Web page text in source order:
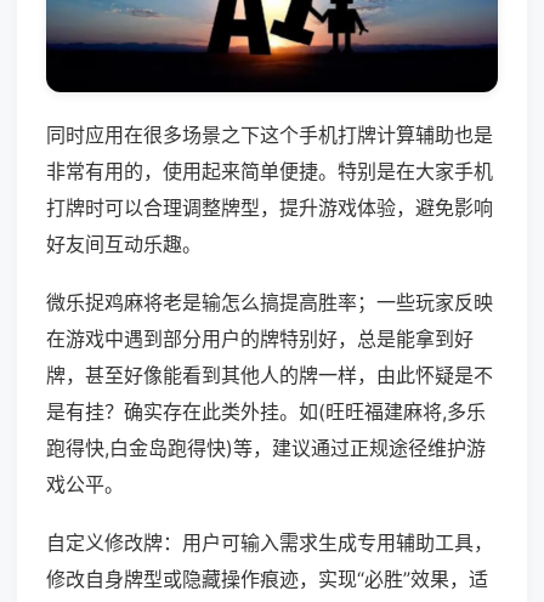
同时应用在很多场景之下这个手机打牌计算辅助也是
非常有用的，使用起来简单便捷。特别是在大家手机
打牌时可以合理调整牌型，提升游戏体验，避免影响
好友间互动乐趣。
微乐捉鸡麻将老是输怎么搞提高胜率；一些玩家反映
在游戏中遇到部分用户的牌特别好，总是能拿到好
牌，甚至好像能看到其他人的牌一样，由此怀疑是不
是有挂？确实存在此类外挂。如(旺旺福建麻将,多乐
跑得快,白金岛跑得快)等，建议通过正规途径维护游
戏公平。
自定义修改牌：用户可输入需求生成专用辅助工具，
修改自身牌型或隐藏操作痕迹，实现“必胜”效果，适